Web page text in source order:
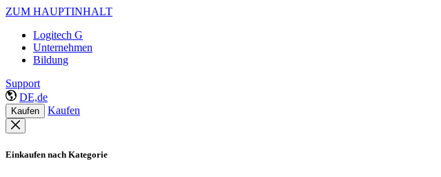
ZUM HAUPTINHALT
Logitech G
Unternehmen
Bildung
Support
DE,de
Kaufen Kaufen
Einkaufen nach Kategorie